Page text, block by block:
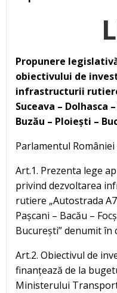
Propunere
obiectivului de
infrastructurii
Suceava – Dolhasca
Buzău – Ploiești –
Parlamentul
Art.1. Prezenta lege
privind dezvoltarea
rutiere „Autostrada
Pașcani – Bacău –
București” denumit
Art.2. Obiectivul de
finanțează de la
Ministerului